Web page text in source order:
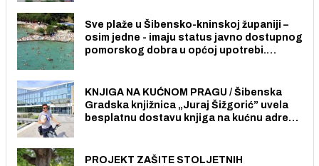
Sve plaže u Šibensko-kninskoj županiji –
osim jedne - imaju status javno dostupnog
pomorskog dobra u općoj upotrebi.
KNJIGA NA KUĆNOM PRAGU / Šibenska
Gradska knjižnica „Juraj Šižgorić” uvela
besplatnu dostavu knjiga na kućnu adresu
PROJEKT ZAŠITE STOLJETNIH